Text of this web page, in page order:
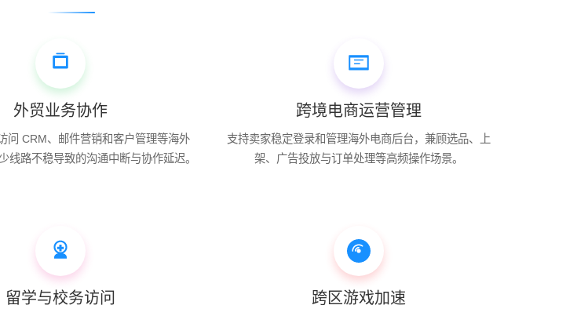
外贸业务协作
问 CRM、邮件营销和客户管理等海外
线路不稳导致的沟通中断与协作延迟。
跨境电商运营管理
支持卖家稳定登录和管理海外电商后台，兼顾选品、上
架、广告投放与订单处理等高频操作场景。
留学与校务访问 跨区游戏加速